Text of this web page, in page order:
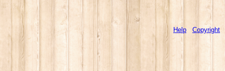
Help Copyright